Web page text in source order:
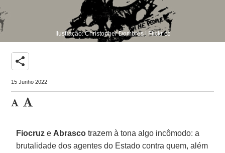
Ilustração: Christopher Dombres | Flickr cc
share
15 Junho 2022
Fiocruz e Abrasco trazem à tona algo incômodo: a
brutalidade dos agentes do Estado contra quem, além